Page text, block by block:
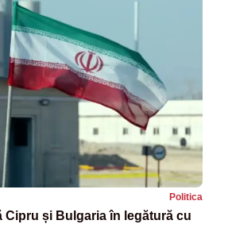
Politica
Cipru și Bulgaria în legătură cu